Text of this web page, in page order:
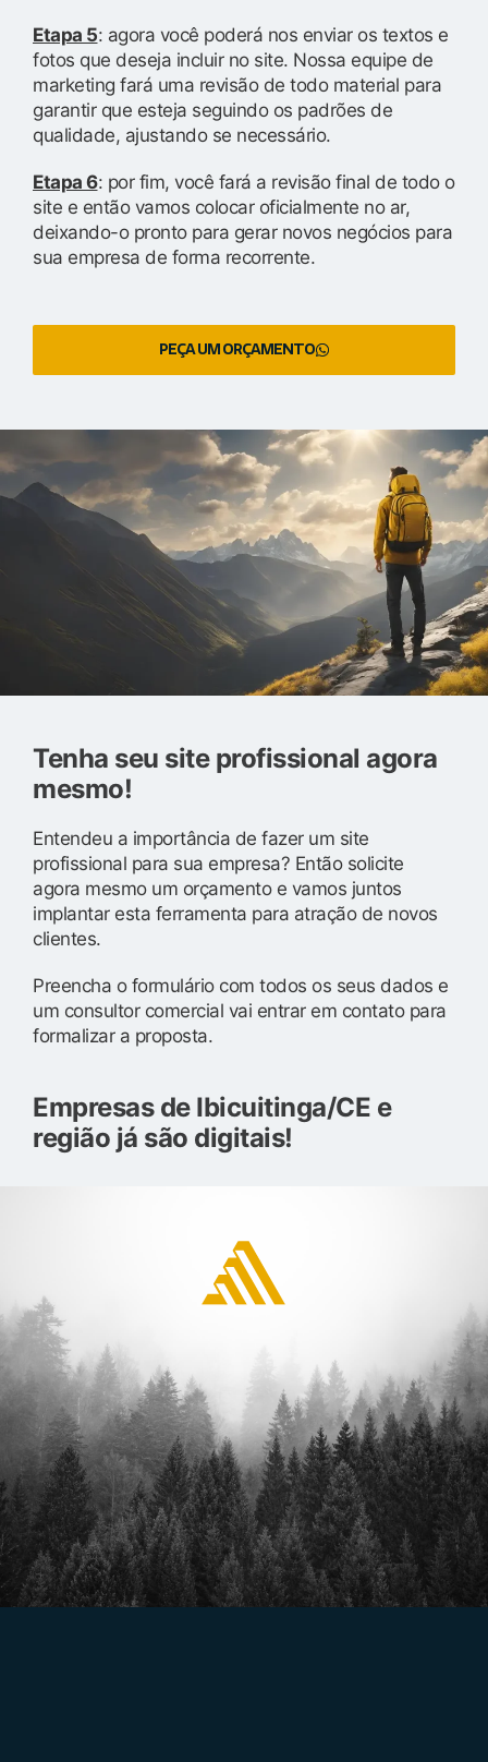
Etapa 5: agora você poderá nos enviar os textos e
fotos que deseja incluir no site. Nossa equipe de
marketing fará uma revisão de todo material para
garantir que esteja seguindo os padrões de
qualidade, ajustando se necessário.
Etapa 6: por fim, você fará a revisão final de todo o
site e então vamos colocar oficialmente no ar,
deixando-o pronto para gerar novos negócios para
sua empresa de forma recorrente.
PEÇA UM ORÇAMENTO
Tenha seu site profissional agora
mesmo!
Entendeu a importância de fazer um site
profissional para sua empresa? Então solicite
agora mesmo um orçamento e vamos juntos
implantar esta ferramenta para atração de novos
clientes.
Preencha o formulário com todos os seus dados e
um consultor comercial vai entrar em contato para
formalizar a proposta.
Empresas de Ibicuitinga/CE e
região já são digitais!